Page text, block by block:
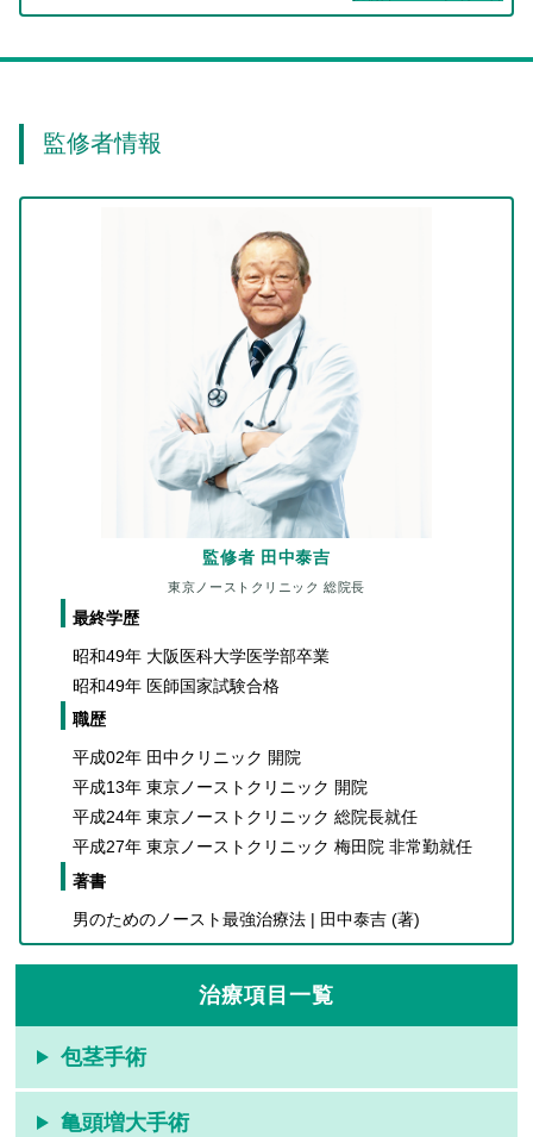
監修者情報
監修者 田中泰吉
東京ノーストクリニック 総院長
最終学歴
昭和49年 大阪医科大学医学部卒業
昭和49年 医師国家試験合格
職歴
平成02年 田中クリニック 開院
平成13年 東京ノーストクリニック 開院
平成24年 東京ノーストクリニック 総院長就任
平成27年 東京ノーストクリニック 梅田院 非常勤就任
著書
男のためのノースト最強治療法 | 田中泰吉 (著)
治療項目一覧
包茎手術
亀頭増大手術